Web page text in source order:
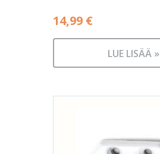
14,99 €
LUE LISÄÄ »